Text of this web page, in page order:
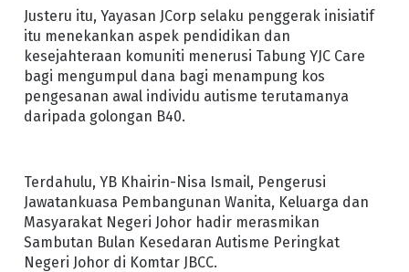
Justeru itu, Yayasan JCorp selaku penggerak inisiatif
itu menekankan aspek pendidikan dan
kesejahteraan komuniti menerusi Tabung YJC Care
bagi mengumpul dana bagi menampung kos
pengesanan awal individu autisme terutamanya
daripada golongan B40.
Terdahulu, YB Khairin-Nisa Ismail, Pengerusi
Jawatankuasa Pembangunan Wanita, Keluarga dan
Masyarakat Negeri Johor hadir merasmikan
Sambutan Bulan Kesedaran Autisme Peringkat
Negeri Johor di Komtar JBCC.